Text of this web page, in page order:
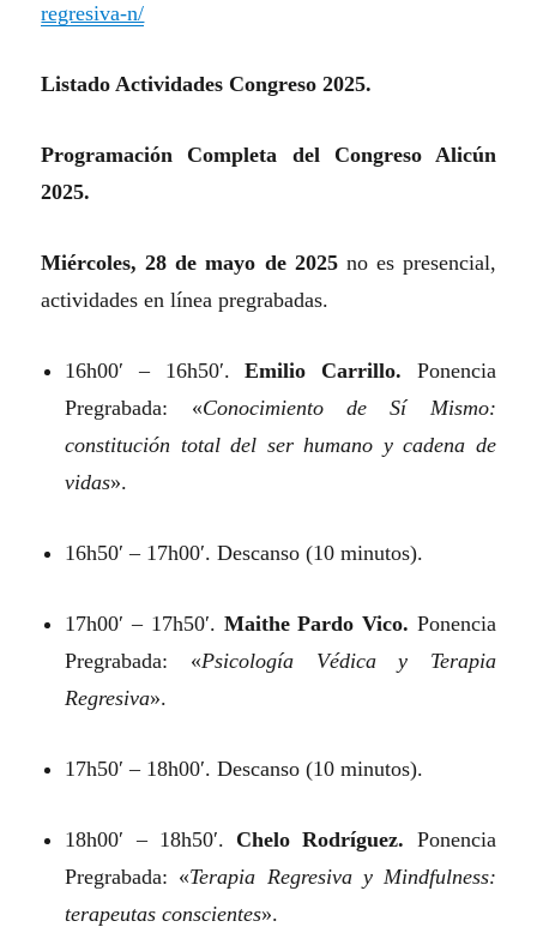
regresiva-n/
Listado Actividades Congreso 2025.
Programación Completa del Congreso Alicún
2025.
Miércoles, 28 de mayo de 2025no es presencial,
actividades en línea pregrabadas.
16h00′ – 16h50′.Emilio Carrillo. Ponencia
Pregrabada: «Conocimiento de Sí Mismo:
constitución total del ser humano y cadena de
vidas».
16h50′ – 17h00′. Descanso (10 minutos).
17h00′ – 17h50′. Maithe Pardo Vico. Ponencia
Pregrabada: «Psicología Védica y Terapia
Regresiva».
17h50′ – 18h00′. Descanso (10 minutos).
18h00′ – 18h50′. Chelo Rodríguez. Ponencia
Pregrabada: «Terapia Regresiva y Mindfulness:
terapeutas conscientes».